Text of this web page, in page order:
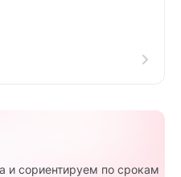
сориентируем по срокам